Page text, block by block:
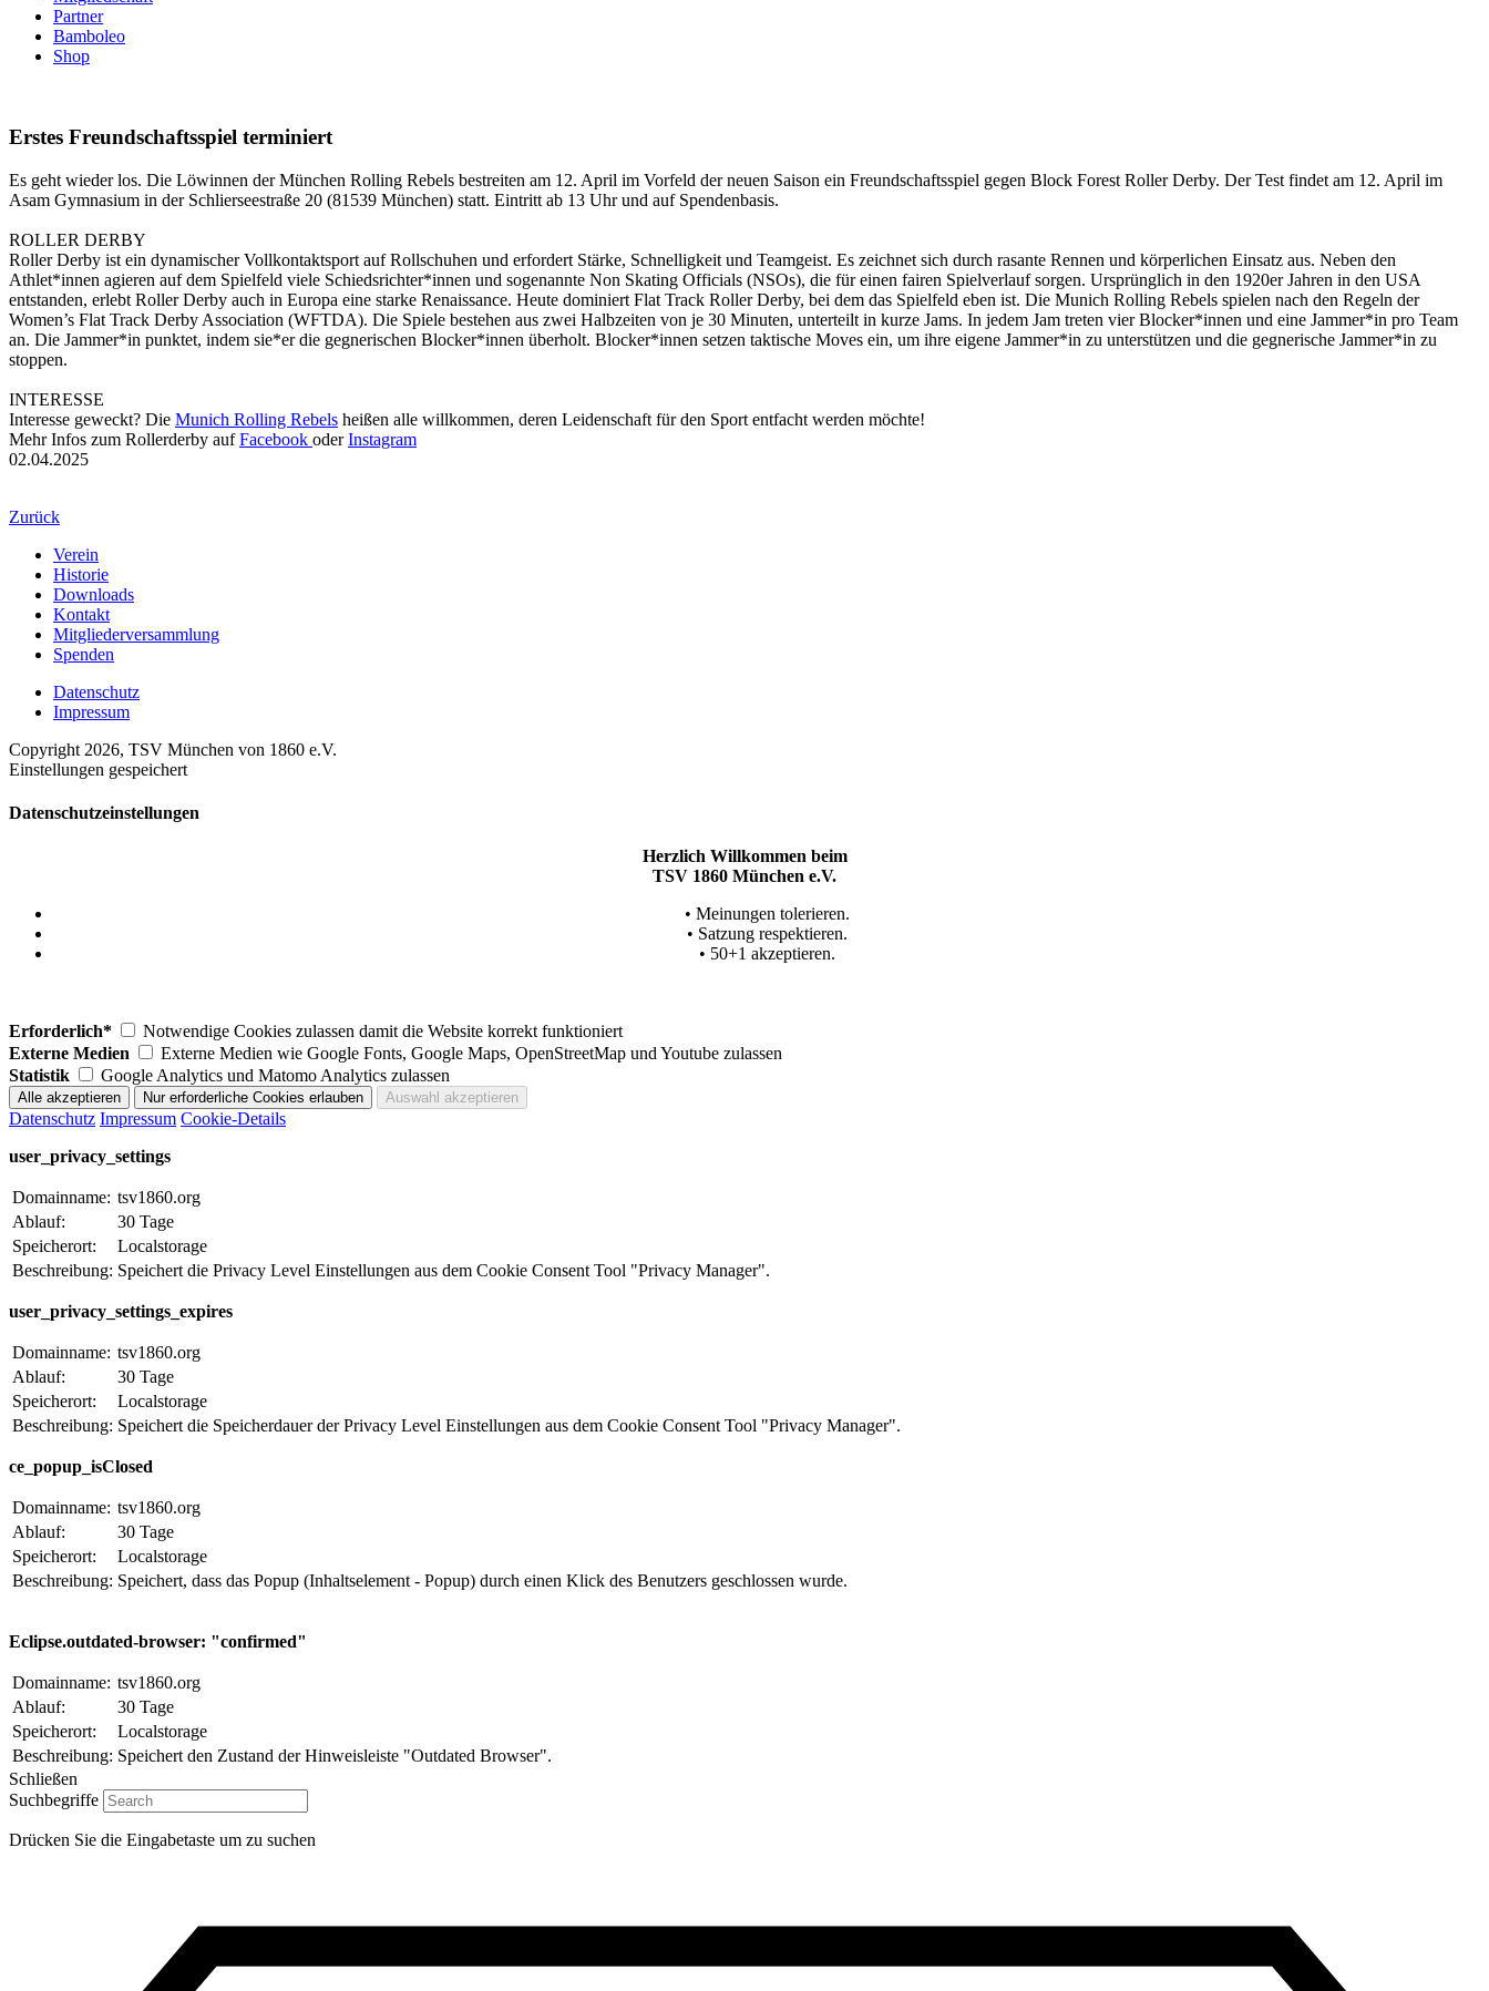
Partner
Bamboleo
Shop
Erstes Freundschaftsspiel terminiert
Es geht wieder los. Die Löwinnen der München Rolling Rebels bestreiten am 12. April im Vorfeld der neuen Saison ein Freundschaftsspiel gegen Block Forest Roller Derby. Der Test findet am 12. April im
Asam Gymnasium in der Schlierseestraße 20 (81539 München) statt. Eintritt ab 13 Uhr und auf Spendenbasis.
ROLLER DERBY
Roller Derby ist ein dynamischer Vollkontaktsport auf Rollschuhen und erfordert Stärke, Schnelligkeit und Teamgeist. Es zeichnet sich durch rasante Rennen und körperlichen Einsatz aus. Neben den
Athlet*innen agieren auf dem Spielfeld viele Schiedsrichter*innen und sogenannte Non Skating Officials (NSOs), die für einen fairen Spielverlauf sorgen. Ursprünglich in den 1920er Jahren in den USA
entstanden, erlebt Roller Derby auch in Europa eine starke Renaissance. Heute dominiert Flat Track Roller Derby, bei dem das Spielfeld eben ist. Die Munich Rolling Rebels spielen nach den Regeln der
Women’s Flat Track Derby Association (WFTDA). Die Spiele bestehen aus zwei Halbzeiten von je 30 Minuten, unterteilt in kurze Jams. In jedem Jam treten vier Blocker*innen und eine Jammer*in pro Team
an. Die Jammer*in punktet, indem sie*er die gegnerischen Blocker*innen überholt. Blocker*innen setzen taktische Moves ein, um ihre eigene Jammer*in zu unterstützen und die gegnerische Jammer*in zu
stoppen.
INTERESSE
Interesse geweckt? Die Munich Rolling Rebels heißen alle willkommen, deren Leidenschaft für den Sport entfacht werden möchte!
Mehr Infos zum Rollerderby aufFacebook oderInstagram
02.04.2025
Zurück
Verein
Historie
Downloads
Kontakt
Mitgliederversammlung
Spenden
Datenschutz
Impressum
Copyright 2026, TSV München von 1860 e.V.
Einstellungen gespeichert
Datenschutzeinstellungen
Herzlich Willkommen beim
TSV 1860 München e.V.
• Meinungen tolerieren.
• Satzung respektieren.
• 50+1 akzeptieren.
Erforderlich*
Notwendige Cookies zulassen damit die Website korrekt funktioniert
Externe Medien
Externe Medien wie Google Fonts, Google Maps, OpenStreetMap und Youtube zulassen
Statistik
Google Analytics und Matomo Analytics zulassen
Datenschutz Impressum Cookie-Details
user_privacy_settings
Domainname: tsv1860.org
Ablauf:
30 Tage
Speicherort:
Localstorage
Beschreibung: Speichert die Privacy Level Einstellungen aus dem Cookie Consent Tool "Privacy Manager".
user_privacy_settings_expires
Domainname: tsv1860.org
Ablauf:
30 Tage
Speicherort:
Localstorage
Beschreibung: Speichert die Speicherdauer der Privacy Level Einstellungen aus dem Cookie Consent Tool "Privacy Manager".
ce_popup_isClosed
Domainname: tsv1860.org
Ablauf:
30 Tage
Speicherort:
Localstorage
Beschreibung: Speichert, dass das Popup (Inhaltselement - Popup) durch einen Klick des Benutzers geschlossen wurde.
Eclipse.outdated-browser: "confirmed"
Domainname: tsv1860.org
Ablauf:
30 Tage
Speicherort:
Localstorage
Beschreibung: Speichert den Zustand der Hinweisleiste "Outdated Browser".
Schließen
Suchbegriffe
Drücken Sie die Eingabetaste um zu suchen